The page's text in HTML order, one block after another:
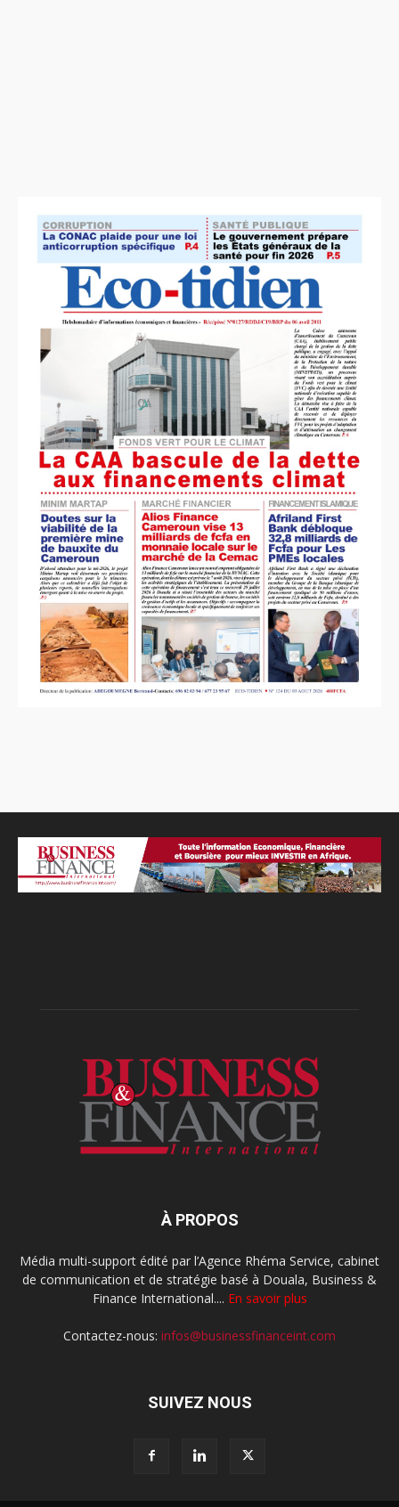
À PROPOS
Média multi-support édité par l’Agence Rhéma Service, cabinet
de communication et de stratégie basé à Douala, Business &
Finance International.... En savoir plus
Contactez-nous: infos@businessfinanceint.com
SUIVEZ NOUS